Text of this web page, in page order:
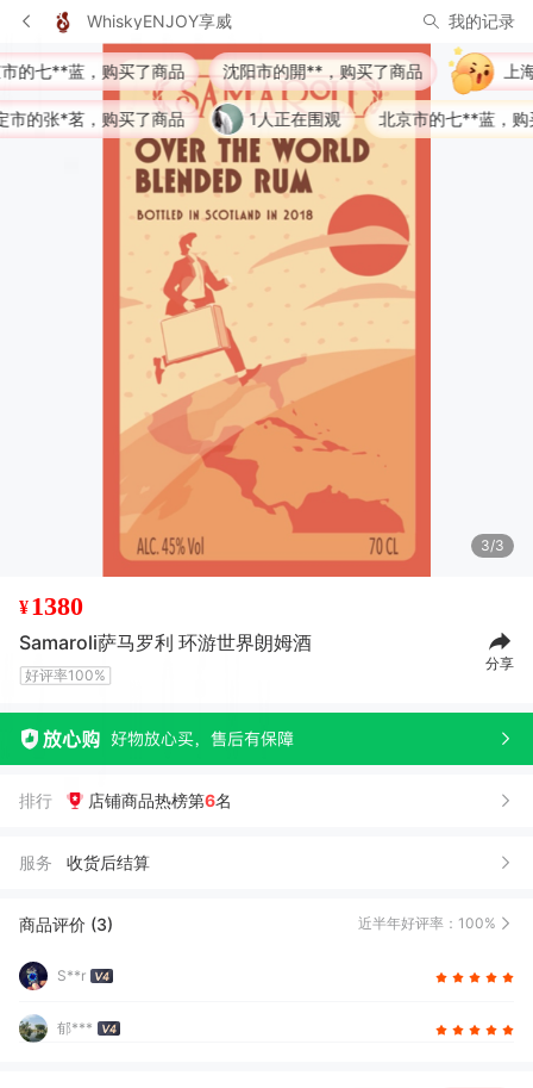
WhiskyENJOY享威 我的记录
蓝，购买了商品
茗，购买了商品 1人正在围观
沈阳市的開**，购买了商品
北京市的七**蓝，购买了商
上海市的
3/3
¥1380
Samaroli萨马罗利 环游世界朗姆酒
好评率100%
分享
排行 店铺商品热榜第6名
服务 收货后结算
商品评价 (3) 近半年好评率：100%
S**r
郁***